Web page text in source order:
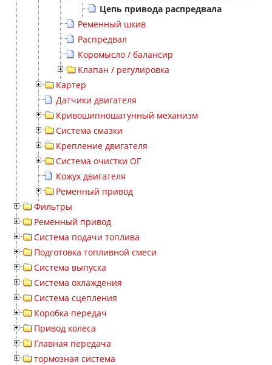
Цепь привода распредвала
Ременный шкив
Распредвал
Коромысло / балансир
Клапан / регулировка
Картер
Датчики двигателя
Кривошипношатунный механизм
Система смазки
Крепление двигателя
Система очистки ОГ
Кожух двигателя
Ременный привод
Фильтры
Ременный привод
Система подачи топлива
Подготовка топливной смеси
Система выпуска
Система охлаждения
Система сцепления
Коробка передач
Привод колеса
Главная передача
тормозная система